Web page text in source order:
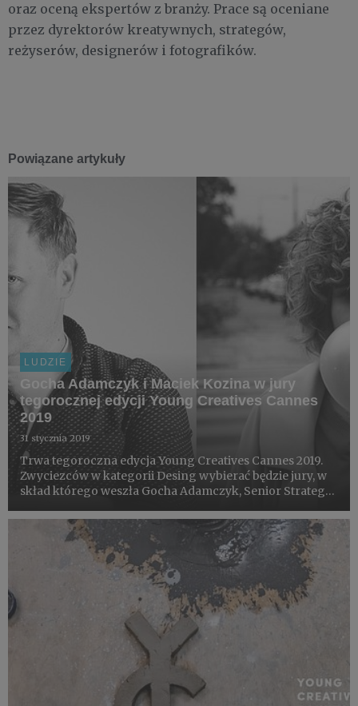
oraz oceną ekspertów z branży. Prace są oceniane
przez dyrektorów kreatywnych, strategów,
reżyserów, designerów i fotografików.
Powiązane artykuły
LUDZIE
Gocha Adamczyk i Maciek Kozina w jury
tegorocznej edycji Young Creatives Cannes
2019
31 stycznia 2019
Trwa tegoroczna edycja Young Creatives Cannes 2019.
Zwyciezców w kategorii Desing wybierać będzie jury, w
skład którego weszła Gocha Adamczyk, Senior Strategy
autorów najlepszych pomysłów szukać będzie Maciek
Kozina, As...